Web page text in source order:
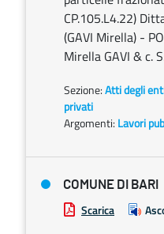
CP.105.L4.22)
(GAVI Mirella) -
Mirella GAVI & c.
Sezione:Atti degli
privati
Argomenti: Lavori
COMUNE DI BARI
Scarica